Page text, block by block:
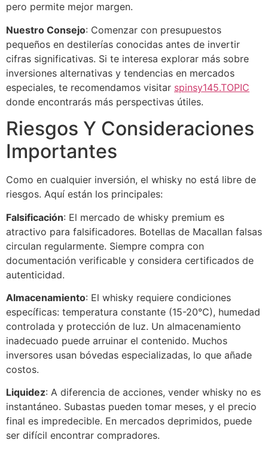
pero permite mejor margen.
Nuestro Consejo: Comenzar con presupuestos
pequeños en destilerías conocidas antes de invertir
cifras significativas. Si te interesa explorar más sobre
inversiones alternativas y tendencias en mercados
especiales, te recomendamos visitar spinsy145.TOPIC
donde encontrarás más perspectivas útiles.
Riesgos Y Consideraciones
Importantes
Como en cualquier inversión, el whisky no está libre de
riesgos. Aquí están los principales:
Falsificación: El mercado de whisky premium es
atractivo para falsificadores. Botellas de Macallan falsas
circulan regularmente. Siempre compra con
documentación verificable y considera certificados de
autenticidad.
Almacenamiento: El whisky requiere condiciones
específicas: temperatura constante (15-20°C), humedad
controlada y protección de luz. Un almacenamiento
inadecuado puede arruinar el contenido. Muchos
inversores usan bóvedas especializadas, lo que añade
costos.
Liquidez: A diferencia de acciones, vender whisky no es
instantáneo. Subastas pueden tomar meses, y el precio
final es impredecible. En mercados deprimidos, puede
ser difícil encontrar compradores.